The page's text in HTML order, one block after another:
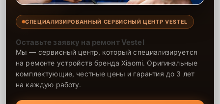
СПЕЦИАЛИЗИРОВАННЫЙ СЕРВИСНЫЙ ЦЕНТР VESTEL
Оставьте заявку на ремонт Vestel
Мы — сервисный центр, который специализируется
на ремонте устройств бренда Xiaomi. Оригинальные
комплектующие, честные цены и гарантия до 3 лет
на каждую работу.